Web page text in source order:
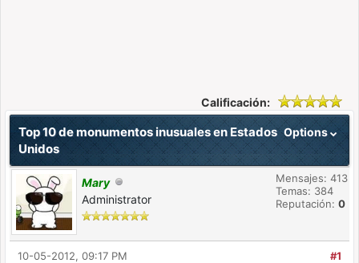
Calificación:
Options
Top 10 de monumentos inusuales en Estados
Unidos
Mary
Administrator
Mensajes: 413
Temas: 384
Reputación: 0
#1
10-05-2012, 09:17 PM